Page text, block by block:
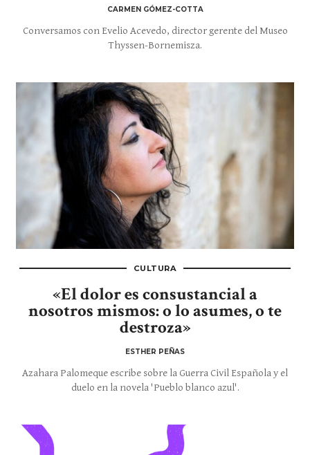
CARMEN GÓMEZ-COTTA
Conversamos con Evelio Acevedo, director gerente del Museo
Thyssen-Bornemisza.
CULTURA
«El dolor es consustancial a
nosotros mismos: o lo asumes, o te
destroza»
ESTHER PEÑAS
Azahara Palomeque escribe sobre la Guerra Civil Española y el
duelo en la novela 'Pueblo blanco azul'.